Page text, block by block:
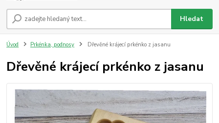
Hledat
Úvod Prkénka, podnosy Dřevěné krájecí prkénko z jasanu
Dřevěné krájecí prkénko z jasanu